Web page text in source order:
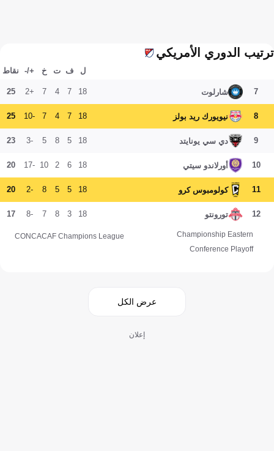
ترتيب الدوري الأمريكي
ل ف ت خ +/- نقاط
7 شارلوت 18
7
4
7
+2
25
8 نيويورك ريد بولز 18
7
4
7
-10
25
9 دي سي يونايتد 18
5
8
5
-3
23
10 أورلاندو سيتي 18
6
2
10
-17
20
11 كولومبوس كرو 18
5
5
8
-2
20
12 تورونتو 18
3
8
7
-8
17
Championship Eastern
Conference Playoff
CONCACAF Champions League
عرض الكل
إعلان